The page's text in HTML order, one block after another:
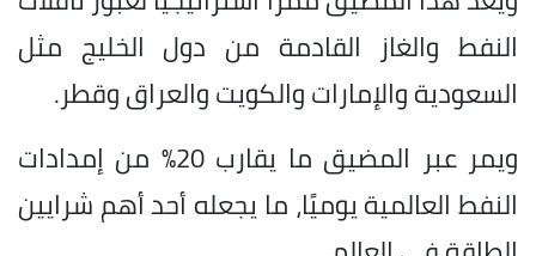
النفط والغاز القادمة من دول الخليج مثل
السعودية والإمارات والكويت والعراق وقطر.
ويمر عبر المضيق ما يقارب 20% من إمدادات
النفط العالمية يوميًا، ما يجعله أحد أهم شرايين